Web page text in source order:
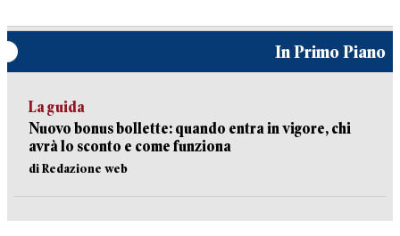
In Primo Piano
La guida
Nuovo bonus bollette: quando entra in vigore, chi
avrà lo sconto e come funziona
di Redazione web